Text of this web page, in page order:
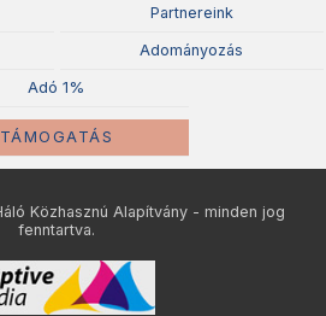
Partnereink
Adományozás
Adó 1%
TÁMOGATÁS
Közhasznú Alapítvány - minden jog
fenntartva.